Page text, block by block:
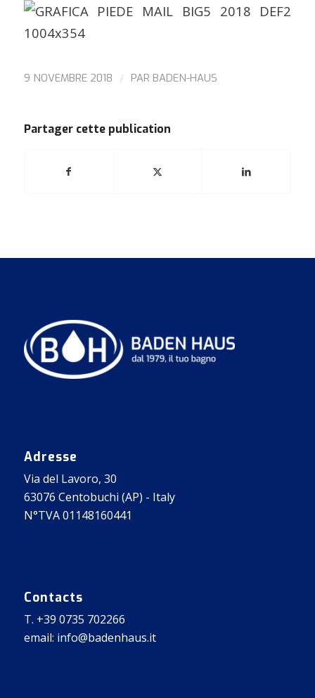
9 NOVEMBRE 2018 / PAR BADEN-HAUS
Partager cette publication
Adresse
Via del Lavoro, 30
63076 Centobuchi (AP) - Italy
N°TVA 01148160441
Contacts
T. +39 0735 702266
email: info@badenhaus.it